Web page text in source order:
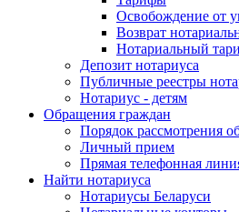
Освобождение от
Возврат
Нотариальный
Депозит нотариуса
Публичные реестры
Нотариус - детям
Обращения граждан
Порядок рассмотрения
Личный прием
Прямая телефонная
Найти нотариуса
Нотариусы Беларуси